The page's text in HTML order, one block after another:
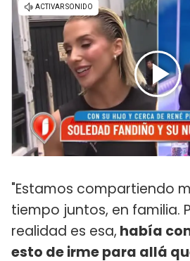
"Estamos compartiendo
tiempo juntos, en familia.
realidad es esa, había
esto de irme para allá